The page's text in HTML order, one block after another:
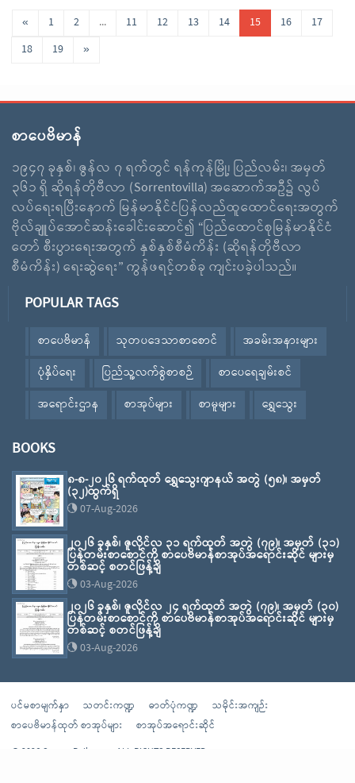
« 1 2 ... 11 12 13 14 15 16
17
18
19 »
စာပေဗိမာန်
၁၉၄၇ ခုနှစ်၊ ဇွန်လ ၇ ရက်တွင် ရန်ကုန်မြို့၊ ပြည်လမ်း၊ အမှတ်
၃၆၁ ရှိ ဆိုရန်တိုဗီလာ (Sorrentovilla) အဆောက်အဦ၌ လွပ်
လပ်ရေးရပြီးနောက် မြန်မာနိုင်ငံပြန်လည်ထူထောင်ရေးအတွက်
ဗိုလ်ချူပ်အောင်ဆန်းခေါင်းဆောင်၍ “ပြည်ထောင်စုမြန်မာနိုင်ငံ
တော် စီးပွားရေးအတွက် နှစ်နှစ်စီမံကိန်း (ဆိုရန်တိုဗီလာ
စီမံကိန်း) ရေးဆွဲရေး” ကွန်ဖရင့်တစ်ခု ကျင်းပခဲ့ပါသည်။
POPULAR TAGS
စာပေဗိမာန် သုတပဒေသာစာစောင်
အခမ်းအနားများ
ပုံနှိပ်ရေး
ပြည်သူ့လက်စွဲစာစဉ်
စာပေရေချမ်းစင်
အရောင်းဌာန
စာအုပ်များ စာမူများ ရွှေသွေး
BOOKS
၈-၈-၂၀၂၆ ရက်ထုတ် ရွှေသွေးဂျာနယ် အတွဲ (၅၈)၊ အမှတ်
(၃၂)ထွက်ရှိ
07-Aug-2026
၂၀၂၆ ခုနှစ်၊ ဇူလိုင်လ ၃၁ ရက်ထုတ် အတွဲ (၇၉)၊ အမှတ် (၃၁)
ပြန်တမ်းစာစောင်ကို စာပေဗိမာန်စာအုပ်အရောင်းဆိုင် များမှ
တစ်ဆင့် စတင်ဖြန့်ချိ
03-Aug-2026
၂၀၂၆ ခုနှစ်၊ ဇူလိုင်လ ၂၄ ရက်ထုတ် အတွဲ (၇၉)၊ အမှတ် (၃၀)
ပြန်တမ်းစာစောင်ကို စာပေဗိမာန်စာအုပ်အရောင်းဆိုင် များမှ
တစ်ဆင့် စတင်ဖြန့်ချိ
03-Aug-2026
ပင်မစာမျက်နှာ သတင်းကဏ္ဍ ဓာတ်ပုံကဏ္ဍ
သမိုင်းအကျဉ်း
စာပေဗိမာန်ထုတ် စာအုပ်များ
စာအုပ်အရောင်းဆိုင်
© 2026 Sarpay Beikman - ALL RIGHTS RESERVED